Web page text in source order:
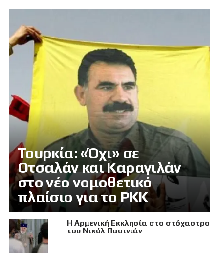
Τουρκία: «Όχι» σε
Οτσαλάν και Καραγιλάν
στο νέο νομοθετικό
πλαίσιο για το PKK
Η Αρμενική Εκκλησία στο στόχαστρο
του Νικόλ Πασινιάν